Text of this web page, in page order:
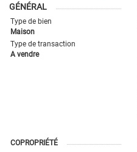
GÉNÉRAL
Type de bien
Maison
Type de transaction
A vendre
COPROPRIÉTÉ